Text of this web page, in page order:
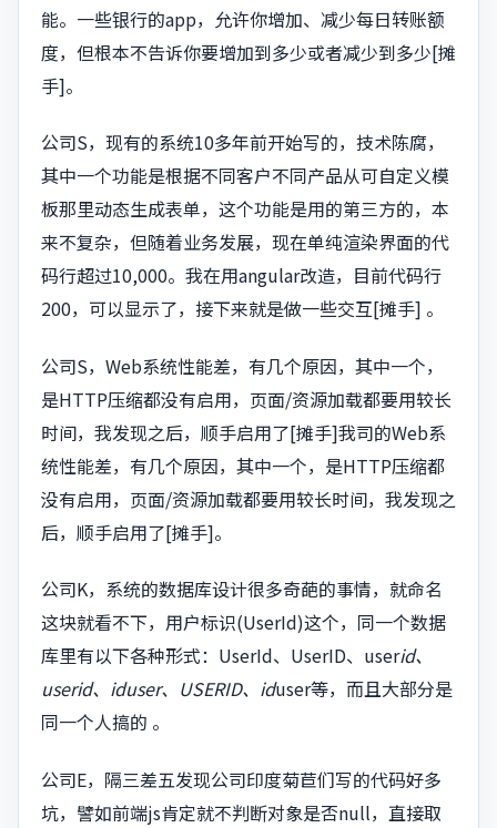
能。一些银行的app，允许你增加、减少每日转账额
度，但根本不告诉你要增加到多少或者减少到多少[摊
手]。
公司S，现有的系统10多年前开始写的，技术陈腐，
其中一个功能是根据不同客户不同产品从可自定义模
板那里动态生成表单，这个功能是用的第三方的，本
来不复杂，但随着业务发展，现在单纯渲染界面的代
码行超过10,000。我在用angular改造，目前代码行
200，可以显示了，接下来就是做一些交互[摊手] 。
公司S，Web系统性能差，有几个原因，其中一个，
是HTTP压缩都没有启用，页面/资源加载都要用较长
时间，我发现之后，顺手启用了[摊手]我司的Web系
统性能差，有几个原因，其中一个，是HTTP压缩都
没有启用，页面/资源加载都要用较长时间，我发现之
后，顺手启用了[摊手]。
公司K，系统的数据库设计很多奇葩的事情，就命名
这块就看不下，用户标识(UserId)这个，同一个数据
库里有以下各种形式：UserId、UserID、userid、
userid、iduser、USERID、iduser等，而且大部分是
同一个人搞的 。
公司E，隔三差五发现公司印度菊苣们写的代码好多
坑，譬如前端js肯定就不判断对象是否null，直接取